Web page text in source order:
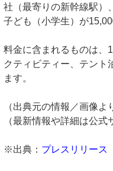
社（最寄りの新幹線駅）
子ども（小学生）が
料金に含まれるものは、
クティビティー、テント
ます。
（出典元の情報／画像よ
（最新情報や詳細は公式
※出典： プレスリリース